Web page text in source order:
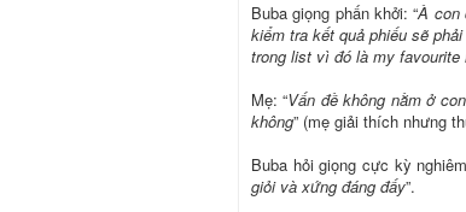
Buba giọng phấn khởi: “À con
kiểm tra kết quả phiếu sẽ
trong list vì đó là my favourite
Mẹ: “Vấn đề không nằm ở
không” (mẹ giải thích nhưng
Buba hỏi giọng cực kỳ
giỏi và xứng đáng đấy”.